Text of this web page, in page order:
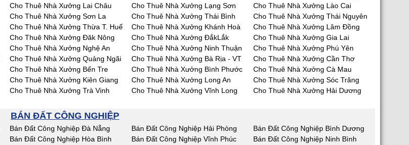
Cho Thuê Nhà Xưởng Lai Châu Cho Thuê Nhà Xưởng Lạng Sơn
Cho Thuê Nhà Xưởng Lào Cai
Cho Thuê Nhà Xưởng Sơn La Cho Thuê Nhà Xưởng Thái Bình
Cho Thuê Nhà Xưởng Thái Nguyên
Cho Thuê Nhà Xưởng Thừa T. Huế Cho Thuê Nhà Xưởng Khánh Hoà
Cho Thuê Nhà Xưởng Lâm Đồng
Cho Thuê Nhà Xưởng Đăk Nông Cho Thuê Nhà Xưởng ĐắkLắk
Cho Thuê Nhà Xưởng Gia Lai
Cho Thuê Nhà Xưởng Nghệ An Cho Thuê Nhà Xưởng Ninh Thuận
Cho Thuê Nhà Xưởng Phú Yên
Cho Thuê Nhà Xưởng Quảng Ngãi Cho Thuê Nhà Xưởng Bà Rịa - VT
Cho Thuê Nhà Xưởng Cần Thơ
Cho Thuê Nhà Xưởng Bến Tre Cho Thuê Nhà Xưởng Bình Phước
Cho Thuê Nhà Xưởng Cà Mau
Cho Thuê Nhà Xưởng Kiên Giang Cho Thuê Nhà Xưởng Long An
Cho Thuê Nhà Xưởng Sóc Trăng
Cho Thuê Nhà Xưởng Trà Vinh Cho Thuê Nhà Xưởng Vĩnh Long
Cho Thuê Nhà Xưởng Hải Dương
BÁN ĐẤT CÔNG NGHIỆP
Bán Đất Công Nghiệp Đà Nẵng Bán Đất Công Nghiệp Hải Phòng
Bán Đất Công Nghiệp Bình Dương
Bán Đất Công Nghiệp Hòa Bình Bán Đất Công Nghiệp Vĩnh Phúc
Bán Đất Công Nghiệp Ninh Bình